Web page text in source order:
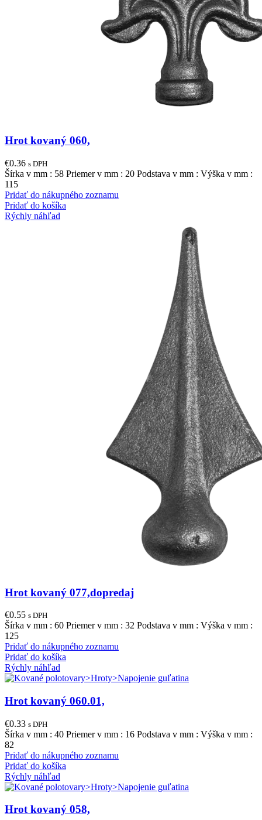
Hrot kovaný 060,
€0.36 s DPH
Šírka v mm : 58 Priemer v mm : 20 Podstava v mm : Výška v mm :
115
Pridať do nákupného zoznamu
Pridať do košíka
Rýchly náhľad
Hrot kovaný 077,dopredaj
€0.55 s DPH
Šírka v mm : 60 Priemer v mm : 32 Podstava v mm : Výška v mm :
125
Pridať do nákupného zoznamu
Pridať do košíka
Rýchly náhľad
Hrot kovaný 060.01,
€0.33 s DPH
Šírka v mm : 40 Priemer v mm : 16 Podstava v mm : Výška v mm :
82
Pridať do nákupného zoznamu
Pridať do košíka
Rýchly náhľad
Hrot kovaný 058,